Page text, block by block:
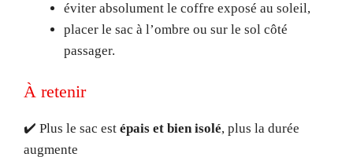
éviter absolument le coffre exposé au soleil,
placer le sac à l’ombre ou sur le sol côté
passager.
À retenir
✔️ Plus le sac est épais et bien isolé, plus la durée
augmente